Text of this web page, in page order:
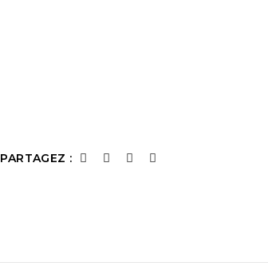
PARTAGEZ :